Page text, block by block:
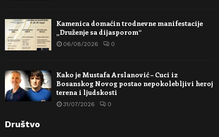
Kamenica domaćin trodnevne manifestacije
„Druženje sa dijasporom“
06/08/2026 0
Kako je Mustafa Arslanović – Cuci iz
Bosanskog Novog postao nepokolebljivi heroj
terena i ljudskosti
31/07/2026 0
Društvo